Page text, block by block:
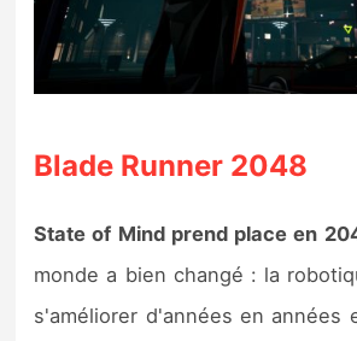
Blade Runner 2048
State of Mind prend place en
monde a bien changé : la
s'améliorer d'années en années